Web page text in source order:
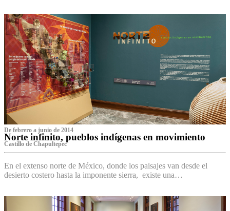
De febrero a junio de 2014
Norte infinito, pueblos indígenas en movimiento
Castillo de Chapultepec
En el extenso norte de México, donde los paisajes van desde el
desierto costero hasta la imponente sierra, existe una…